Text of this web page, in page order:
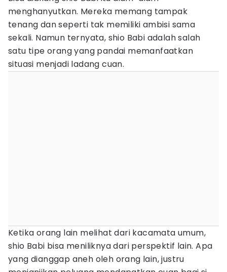
menghanyutkan. Mereka memang tampak
tenang dan seperti tak memiliki ambisi sama
sekali. Namun ternyata, shio Babi adalah salah
satu tipe orang yang pandai memanfaatkan
situasi menjadi ladang cuan.
Ketika orang lain melihat dari kacamata umum,
shio Babi bisa meniliknya dari perspektif lain. Apa
yang dianggap aneh oleh orang lain, justru